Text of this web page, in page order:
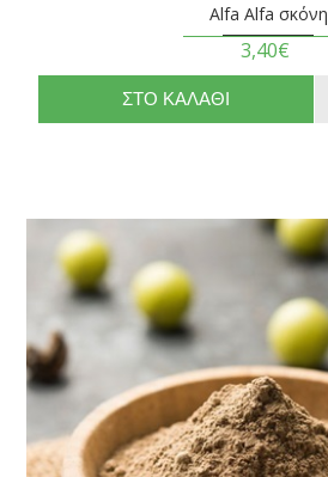
Alfa Alfa σκόνη
3,40€